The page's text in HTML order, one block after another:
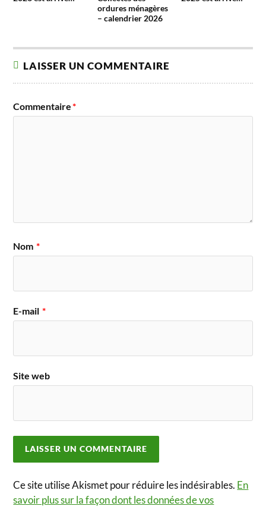
ordures ménagères
– calendrier 2026
LAISSER UN COMMENTAIRE
Commentaire*
Nom *
E-mail *
Site web
Ce site utilise Akismet pour réduire les indésirables. En
savoir plus sur la façon dont les données de vos